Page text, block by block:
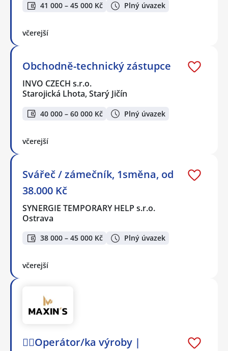
41 000 – 45 000 Kč Plný úvazek
včerejší
Obchodně-technický zástupce
INVO CZECH s.r.o.
Starojická Lhota, Starý Jičín
40 000 – 60 000 Kč Plný úvazek
včerejší
Svářeč / zámečník, 1směna, od
38.000 Kč
SYNERGIE TEMPORARY HELP s.r.o.
Ostrava
38 000 – 45 000 Kč Plný úvazek
včerejší
👷‍♂️Operátor/ka výroby |